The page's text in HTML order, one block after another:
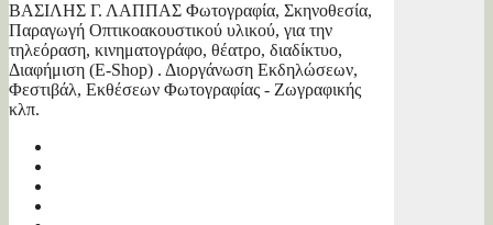
ΒΑΣΙΛΗΣ Γ. ΛΑΠΠΑΣ Φωτογραφία, Σκηνοθεσία,
Παραγωγή Οπτικοακουστικού υλικού, για την
τηλεόραση, κινηματογράφο, θέατρο, διαδίκτυο,
Διαφήμιση (E-Shop) . Διοργάνωση Εκδηλώσεων,
Φεστιβάλ, Εκθέσεων Φωτογραφίας - Ζωγραφικής
κλπ.